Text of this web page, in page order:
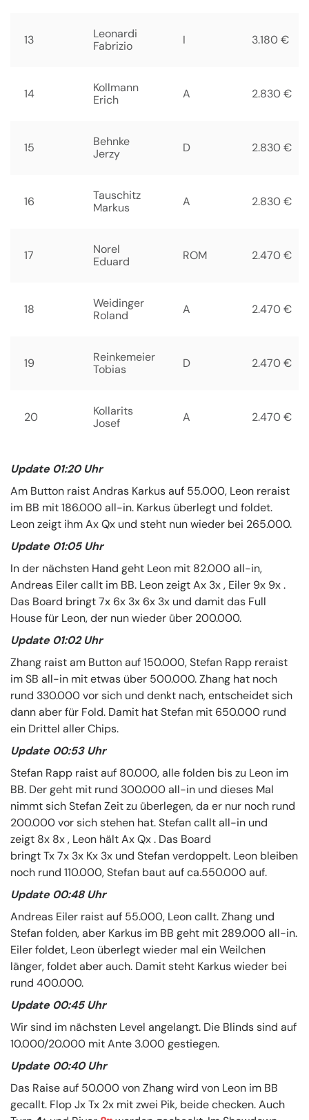
13
Leonardi
Fabrizio
I 3.180 €
14
Kollmann
Erich
A 2.830 €
15
Behnke
Jerzy
D 2.830 €
16
Tauschitz
Markus
A 2.830 €
17
Norel
Eduard
ROM 2.470 €
18
Weidinger
Roland
A 2.470 €
19
Reinkemeier
Tobias
D 2.470 €
20
Kollarits
Josef
A 2.470 €
Update 01:20 Uhr
Am Button raist Andras Karkus auf 55.000, Leon reraist
im BB mit 186.000 all-in. Karkus überlegt und foldet.
Leon zeigt ihm Ax Qx und steht nun wieder bei 265.000.
Update 01:05 Uhr
In der nächsten Hand geht Leon mit 82.000 all-in,
Andreas Eiler callt im BB. Leon zeigt Ax 3x , Eiler 9x 9x .
Das Board bringt 7x 6x 3x 6x 3x und damit das Full
House für Leon, der nun wieder über 200.000.
Update 01:02 Uhr
Zhang raist am Button auf 150.000, Stefan Rapp reraist
im SB all-in mit etwas über 500.000. Zhang hat noch
rund 330.000 vor sich und denkt nach, entscheidet sich
dann aber für Fold. Damit hat Stefan mit 650.000 rund
ein Drittel aller Chips.
Update 00:53 Uhr
Stefan Rapp raist auf 80.000, alle folden bis zu Leon im
BB. Der geht mit rund 300.000 all-in und dieses Mal
nimmt sich Stefan Zeit zu überlegen, da er nur noch rund
200.000 vor sich stehen hat. Stefan callt all-in und
zeigt 8x 8x , Leon hält Ax Qx . Das Board
bringt Tx 7x 3x Kx 3x und Stefan verdoppelt. Leon bleiben
noch rund 110.000, Stefan baut auf ca.550.000 auf.
Update 00:48 Uhr
Andreas Eiler raist auf 55.000, Leon callt. Zhang und
Stefan folden, aber Karkus im BB geht mit 289.000 all-in.
Eiler foldet, Leon überlegt wieder mal ein Weilchen
länger, foldet aber auch. Damit steht Karkus wieder bei
rund 400.000.
Update 00:45 Uhr
Wir sind im nächsten Level angelangt. Die Blinds sind auf
10.000/20.000 mit Ante 3.000 gestiegen.
Update 00:40 Uhr
Das Raise auf 50.000 von Zhang wird von Leon im BB
gecallt. Flop Jx Tx 2x mit zwei Pik, beide checken. Auch